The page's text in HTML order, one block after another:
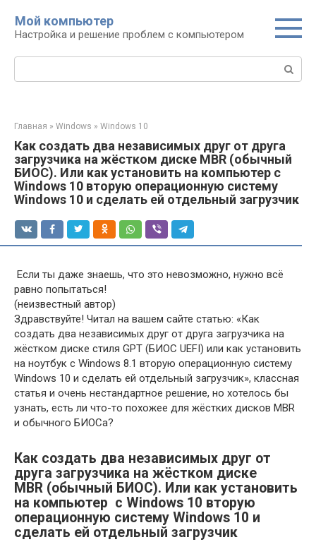
контенту
Мой компьютер
Настройка и решение проблем с компьютером
Поиск:
Главная » Windows » Windows 10
Как создать два независимых друг от друга
загрузчика на жёстком диске MBR (обычный
БИОС). Или как установить на компьютер с
Windows 10 вторую операционную систему
Windows 10 и сделать ей отдельный загрузчик
Если ты даже знаешь, что это невозможно, нужно всё
равно попытаться!
(неизвестный автор)
Здравствуйте! Читал на вашем сайте статью: «Как
создать два независимых друг от друга загрузчика на
жёстком диске стиля GPT (БИОС UEFI) или как установить
на ноутбук с Windows 8.1 вторую операционную систему
Windows 10 и сделать ей отдельный загрузчик», классная
статья и очень нестандартное решение, но хотелось бы
узнать, есть ли что-то похожее для жёстких дисков MBR
и обычного БИОСа?
Как создать два независимых друг от
друга загрузчика на жёстком диске
MBR (обычный БИОС). Или как установить
на компьютер с Windows 10 вторую
операционную систему Windows 10 и
сделать ей отдельный загрузчик